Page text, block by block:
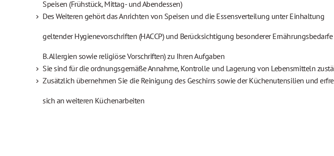
Speisen (Frühstück, Mittag- und Abendessen)
Des Weiteren gehört das Anrichten von Speisen und die Essensverteilung unter Einhaltung
geltender Hygienevorschriften (HACCP) und Berücksichtigung besonderer Ernährungsbedarfe
B. Allergien sowie religiöse Vorschriften) zu Ihren Aufgaben
Sie sind für die ordnungsgemäße Annahme, Kontrolle und Lagerung von Lebensmitteln
Zusätzlich übernehmen Sie die Reinigung des Geschirrs sowie der Küchenutensilien und
sich an weiteren Küchenarbeiten